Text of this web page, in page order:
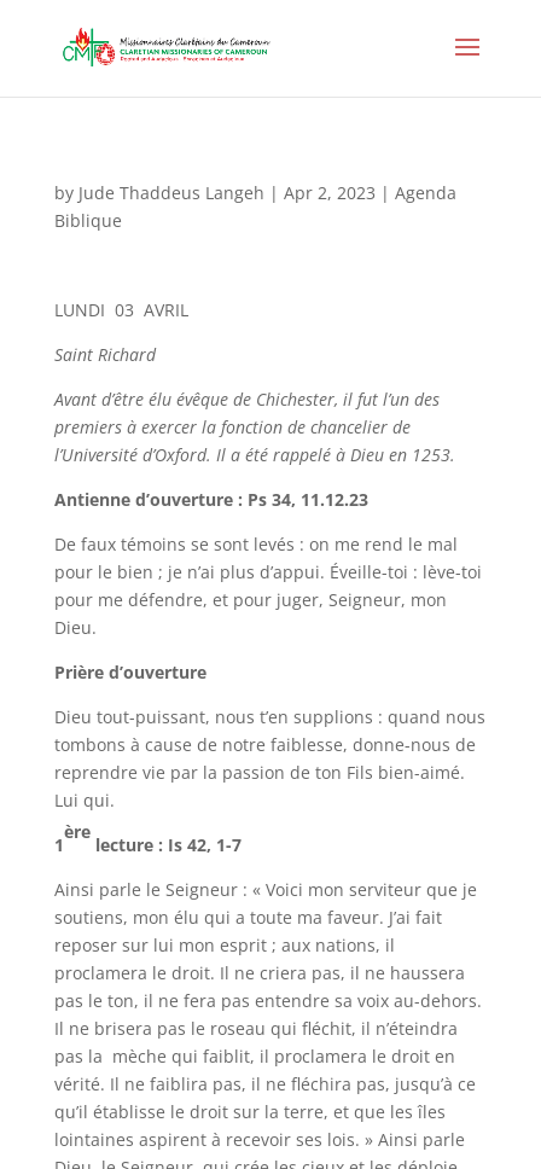
by Jude Thaddeus Langeh | Apr 2, 2023 | Agenda
Biblique
LUNDI 03 AVRIL
Saint Richard
Avant d’être élu évêque de Chichester, il fut l’un des
premiers à exercer la fonction de chancelier de
l’Université d’Oxford. Il a été rappelé à Dieu en 1253.
Antienne d’ouverture : Ps 34, 11.12.23
De faux témoins se sont levés : on me rend le mal
pour le bien ; je n’ai plus d’appui. Éveille-toi : lève-toi
pour me défendre, et pour juger, Seigneur, mon
Dieu.
Prière d’ouverture
Dieu tout-puissant, nous t’en supplions : quand nous
tombons à cause de notre faiblesse, donne-nous de
reprendre vie par la passion de ton Fils bien-aimé.
Lui qui.
1
ère
lecture : Is 42, 1-7
Ainsi parle le Seigneur : « Voici mon serviteur que je
soutiens, mon élu qui a toute ma faveur. J’ai fait
reposer sur lui mon esprit ; aux nations, il
proclamera le droit. Il ne criera pas, il ne haussera
pas le ton, il ne fera pas entendre sa voix au-dehors.
Il ne brisera pas le roseau qui fléchit, il n’éteindra
pas la mèche qui faiblit, il proclamera le droit en
vérité. Il ne faiblira pas, il ne fléchira pas, jusqu’à ce
qu’il établisse le droit sur la terre, et que les îles
lointaines aspirent à recevoir ses lois. » Ainsi parle